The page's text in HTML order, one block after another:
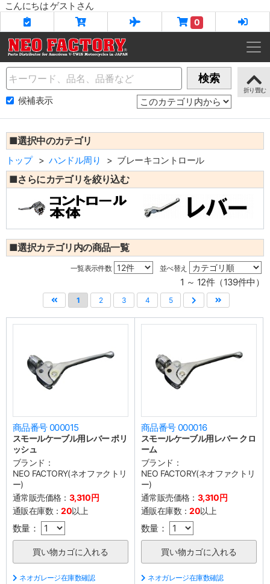
こんにちは ゲストさん
0
Name 検索
候補表示
■選択中のカテゴリ
トップ ハンドル周り ブレーキコントロール
■さらにカテゴリを絞り込む
■選択カテゴリ内の商品一覧
一覧表示件数 並べ替え
1 ～ 12件（139件中）
1 2 3 4 5
商品番号 000015
スモールケーブル用レバー ポリ
ッシュ
ブランド：
NEO FACTORY(ネオファクトリ
ー)
通常販売価格： 3,310円
通販在庫数：20以上
数量：
ネオガレージ在庫数確認
商品番号 000016
スモールケーブル用レバー クロ
ーム
ブランド：
NEO FACTORY(ネオファクトリ
ー)
通常販売価格： 3,310円
通販在庫数：20以上
数量：
ネオガレージ在庫数確認